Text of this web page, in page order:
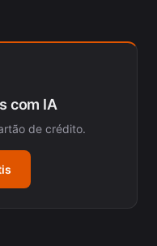
com IA
de crédito.